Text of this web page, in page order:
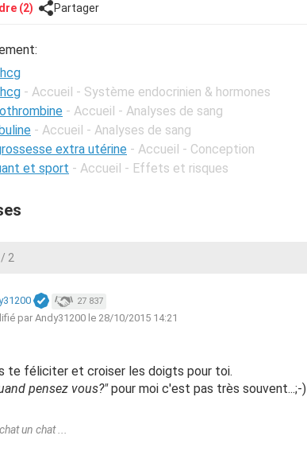
(2) Partager
- Accueil - Système endocrinien & hormones
- Accueil - Analyses de sang
- Accueil - Analyses de sang
extra utérine - Accueil - Conception
et sport - Accueil - Effets et risques
/ 2
27 837
par Andy31200 le 28/10/2015 14:21
te féliciter et croiser les doigts pour toi.
pensez vous?"pour moi c'est pas très souvent...;-)
un chat ...